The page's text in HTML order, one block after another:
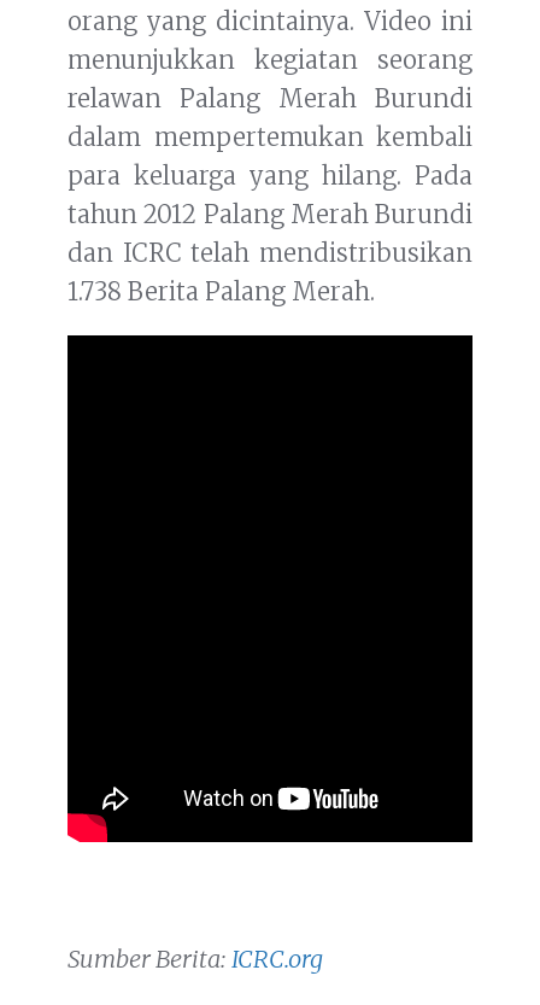
orang yang dicintainya. Video ini
menunjukkan kegiatan seorang
relawan Palang Merah Burundi
dalam mempertemukan kembali
para keluarga yang hilang. Pada
tahun 2012 Palang Merah Burundi
dan ICRC telah mendistribusikan
1.738 Berita Palang Merah.
Sumber Berita: ICRC.org